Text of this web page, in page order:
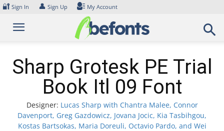
Skip
content
🔐 Sign In 👤 Sign Up My Account
Sharp Grotesk PE Trial
Book Itl 09 Font
Designer: Lucas Sharp with Chantra Malee, Connor
Davenport, Greg Gazdowicz, Jovana Jocic, Kia Tasbihgou,
Kostas Bartsokas, Maria Doreuli, Octavio Pardo, and Wei